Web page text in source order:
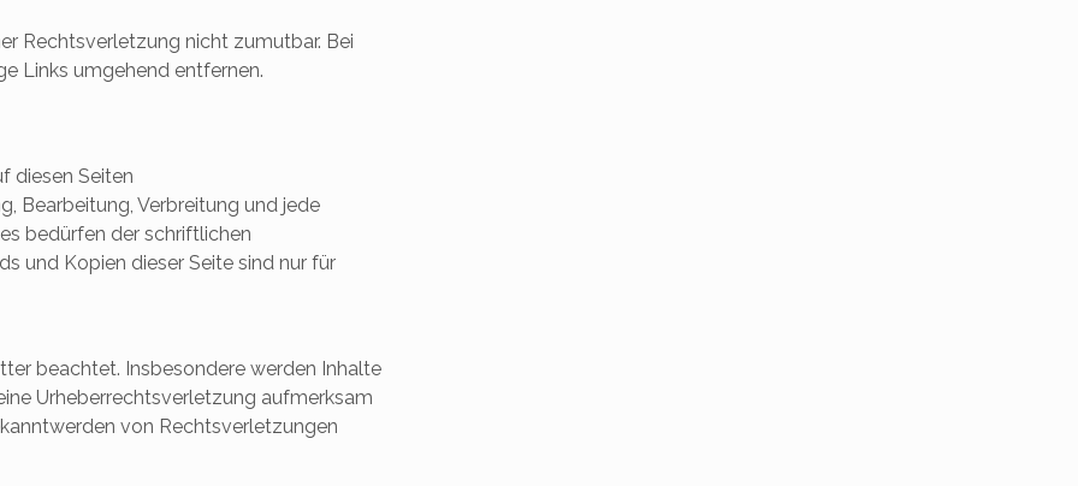
Rechtsverletzung nicht zumutbar. Bei
Links umgehend entfernen.
diesen Seiten
Bearbeitung, Verbreitung und jede
bedürfen der schriftlichen
und Kopien dieser Seite sind nur für
beachtet. Insbesondere werden Inhalte
Urheberrechtsverletzung aufmerksam
von Rechtsverletzungen